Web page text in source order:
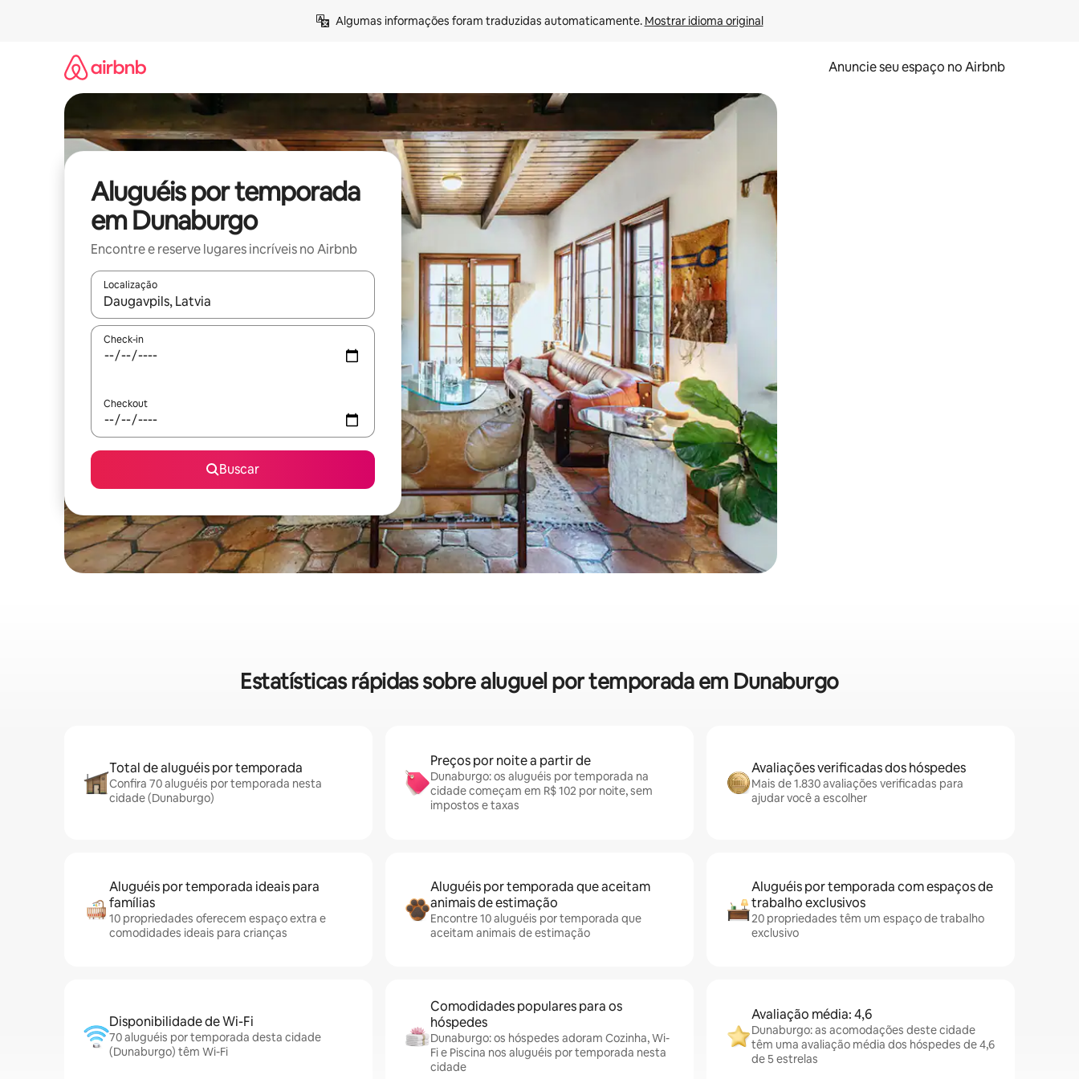
Algumas informações foram traduzidas automaticamente. Mostrar idioma original
Anuncie seu espaço no Airbnb
Aluguéis por temporada
em Dunaburgo
Encontre e reserve lugares incríveis no Airbnb
Localização
Quando os resultados estiverem disponíveis, explore-os usando as seta para cima e para baixo do teclado ou tocando e deslizando o dedo na tela.
Check-in
Checkout
Buscar
Estatísticas rápidas sobre aluguel por temporada em Dunaburgo
Total de aluguéis por temporada
Confira 70 aluguéis por temporada nesta
cidade (Dunaburgo)
Preços por noite a partir de
Dunaburgo: os aluguéis por temporada na
cidade começam em R$ 102 por noite, sem
impostos e taxas
Avaliações verificadas dos hóspedes
Mais de 1.830 avaliações verificadas para
ajudar você a escolher
Aluguéis por temporada ideais para
famílias
10 propriedades oferecem espaço extra e
comodidades ideais para crianças
Aluguéis por temporada que aceitam
animais de estimação
Encontre 10 aluguéis por temporada que
aceitam animais de estimação
Aluguéis por temporada com espaços de
trabalho exclusivos
20 propriedades têm um espaço de trabalho
exclusivo
Disponibilidade de Wi-Fi
70 aluguéis por temporada desta cidade
(Dunaburgo) têm Wi-Fi
Comodidades populares para os
hóspedes
Dunaburgo: os hóspedes adoram Cozinha, Wi-
Fi e Piscina nos aluguéis por temporada nesta
cidade
Avaliação média: 4,6
Dunaburgo: as acomodações deste cidade
têm uma avaliação média dos hóspedes de 4,6
de 5 estrelas